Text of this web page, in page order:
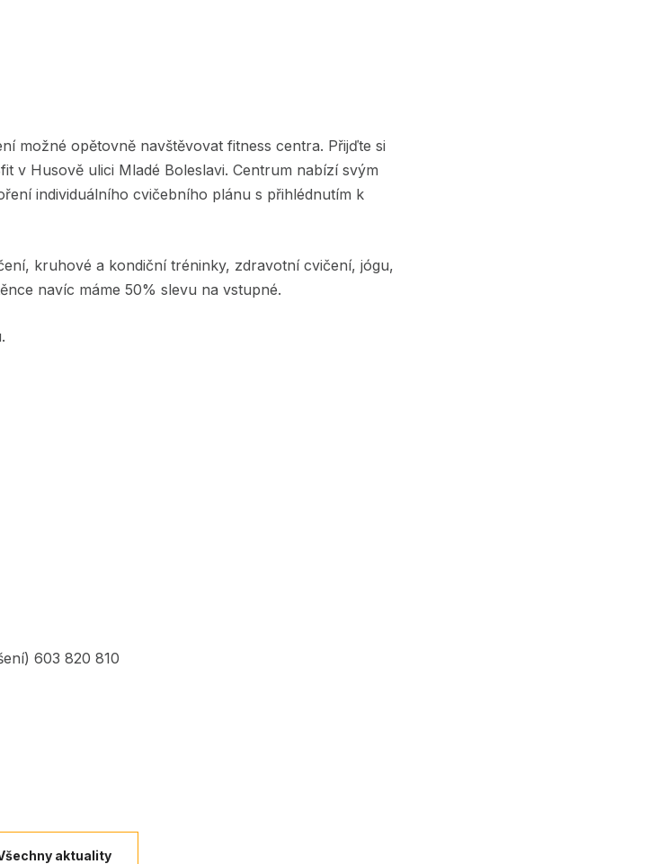
možné opětovně navštěvovat fitness centra. Přijďte si
v Husově ulici Mladé Boleslavi. Centrum nabízí svým
individuálního cvičebního plánu s přihlédnutím k
kruhové a kondiční tréninky, zdravotní cvičení, jógu,
navíc máme 50% slevu na vstupné.
603 820 810
aktuality